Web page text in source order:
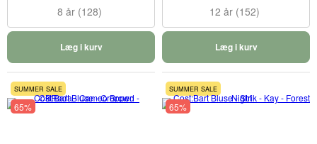
8 år (128)
Læg i kurv
12 år (152)
Læg i kurv
SUMMER SALE
65%
SUMMER SALE
65%